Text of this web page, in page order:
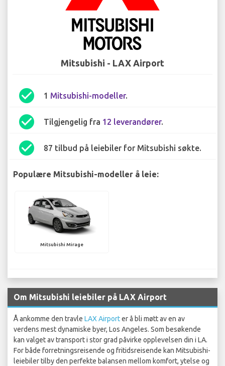
Mitsubishi - LAX Airport
check_circle 1 Mitsubishi-modeller.
check_circle Tilgjengelig fra 12 leverandører.
check_circle 87 tilbud på leiebiler for Mitsubishi søkte.
Populære Mitsubishi-modeller å leie:
Mitsubishi Mirage
Om Mitsubishi leiebiler på LAX Airport
Å ankomme den travle LAX Airporter å bli møtt av en av
verdens mest dynamiske byer, Los Angeles. Som besøkende
kan valget av transport i stor grad påvirke opplevelsen din i LA.
For både forretningsreisende og fritidsreisende kan Mitsubishi-
leiebiler tilby den perfekte balansen mellom komfort, ytelse og